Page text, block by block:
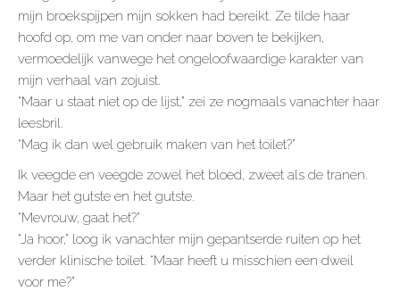
mijn broekspijpen mijn sokken had bereikt. Ze tilde haar
hoofd op, om me van onder naar boven te bekijken,
vermoedelijk vanwege het ongeloofwaardige karakter van
mijn verhaal van zojuist.
“Maar u staat niet op de lijst,” zei ze nogmaals vanachter haar
leesbril.
“Mag ik dan wel gebruik maken van het toilet?”
Ik veegde en veegde zowel het bloed, zweet als de tranen.
Maar het gutste en het gutste.
“Mevrouw, gaat het?”
“Ja hoor,” loog ik vanachter mijn gepantserde ruiten op het
verder klinische toilet. “Maar heeft u misschien een dweil
voor me?”